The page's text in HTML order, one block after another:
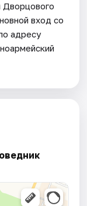
Дворцового
вход со
адресу